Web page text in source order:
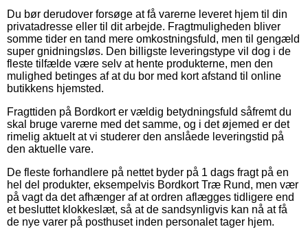
Du bør derudover forsøge at få varerne leveret hjem til din
privatadresse eller til dit arbejde. Fragtmuligheden bliver
somme tider en tand mere omkostningsfuld, men til gengæld
super gnidningsløs. Den billigste leveringstype vil dog i de
fleste tilfælde være selv at hente produkterne, men den
mulighed betinges af at du bor med kort afstand til online
butikkens hjemsted.
Fragttiden på Bordkort er vældig betydningsfuld såfremt du
skal bruge varerne med det samme, og i det øjemed er det
rimelig aktuelt at vi studerer den anslåede leveringstid på
den aktuelle vare.
De fleste forhandlere på nettet byder på 1 dags fragt på en
hel del produkter, eksempelvis Bordkort Træ Rund, men vær
på vagt da det afhænger af at ordren aflægges tidligere end
et besluttet klokkeslæt, så at de sandsynligvis kan nå at få
de nye varer på posthuset inden personalet tager hjem.